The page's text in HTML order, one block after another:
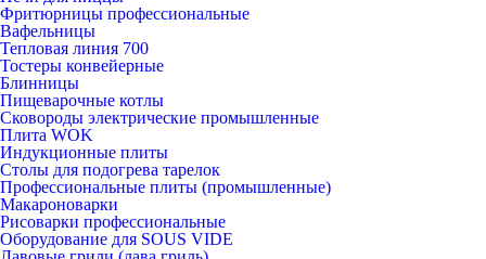
Фритюрницы профессиональные
Вафельницы
Тепловая линия 700
Тостеры конвейерные
Блинницы
Пищеварочные котлы
Сковороды электрические промышленные
Плита WOK
Индукционные плиты
Столы для подогрева тарелок
Профессиональные плиты (промышленные)
Макароноварки
Рисоварки профессиональные
Оборудование для SOUS VIDE